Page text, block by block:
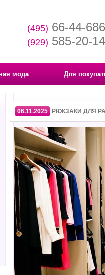
(495) 66-44-686
(929) 585-20-14
мода Для
06.11.2025 РЮКЗАКИ ДЛЯ